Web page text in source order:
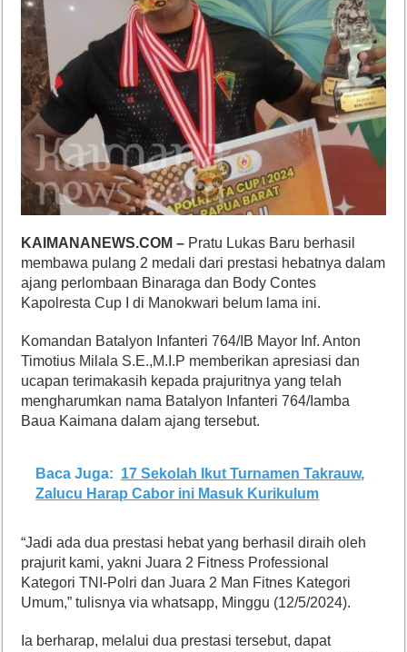
KAIMANANEWS.COM – Pratu Lukas Baru berhasil
membawa pulang 2 medali dari prestasi hebatnya dalam
ajang perlombaan Binaraga dan Body Contes
Kapolresta Cup I di Manokwari belum lama ini.
Komandan Batalyon Infanteri 764/IB Mayor Inf. Anton
Timotius Milala S.E.,M.I.P memberikan apresiasi dan
ucapan terimakasih kepada prajuritnya yang telah
mengharumkan nama Batalyon Infanteri 764/Iamba
Baua Kaimana dalam ajang tersebut.
Baca Juga: 17 Sekolah Ikut Turnamen Takrauw,
Zalucu Harap Cabor ini Masuk Kurikulum
“Jadi ada dua prestasi hebat yang berhasil diraih oleh
prajurit kami, yakni Juara 2 Fitness Professional
Kategori TNI-Polri dan Juara 2 Man Fitnes Kategori
Umum,” tulisnya via whatsapp, Minggu (12/5/2024).
Ia berharap, melalui dua prestasi tersebut, dapat